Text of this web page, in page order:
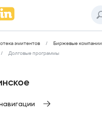
эмитентов
Биржевые компании
Долговые программы